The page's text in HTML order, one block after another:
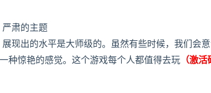
肃的主题
现出的水平是大师级的。虽然有些时候，我们会
种惊艳的感觉。这个游戏每个人都值得去玩 （激活